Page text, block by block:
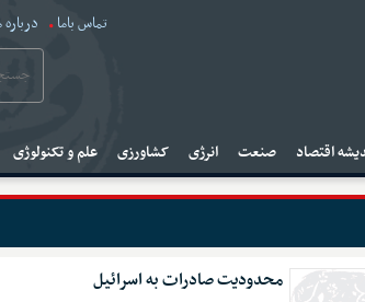
تماس باما درباره
اقتصاد صنعت انرژی کشاورزی علم و تکنولوژی
محدودیت صادرات به اسرائیل